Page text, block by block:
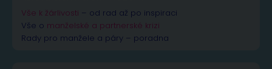
Vše k žárlivosti – od rad až po inspiraci
Vše o manželské a partnerské krizi
Rady pro manžele a páry – poradna